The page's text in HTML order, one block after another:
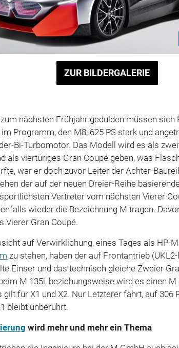
ZUR BILDERGALERIE
nächsten Frühjahr gedulden müssen sich
Programm, den M8, 625 PS stark und
Bi-Turbomotor. Das Modell wird es als
als viertüriges Gran Coupé geben, was
war er doch zuvor Leiter der Achter-
der auf der neuen Dreier-Reihe
Vertreter vom nächsten Vierer
wieder die Bezeichnung M tragen.
Vierer Gran Coupé.
auf Verwirklichung, eines Tages als HP-
zu stehen, haben der auf Frontantrieb
Einser und das technisch gleiche Zweier
M 135i, beziehungsweise wird es einen M
gilt für X1 und X2. Nur Letzterer fährt, auf 306
bleibt unberührt.
wird mehr und mehr ein Thema